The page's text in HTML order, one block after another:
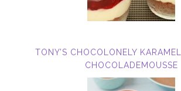
TONY’S CHOCOLONELY
CHOCOLADEMOUSSE